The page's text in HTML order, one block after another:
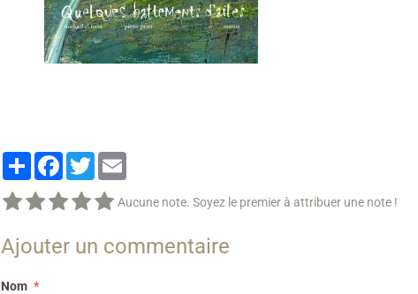
PartagerFacebook
Twitter
Aucune note. Soyez le premier à attribuer une note !
Ajouter un commentaire
Nom